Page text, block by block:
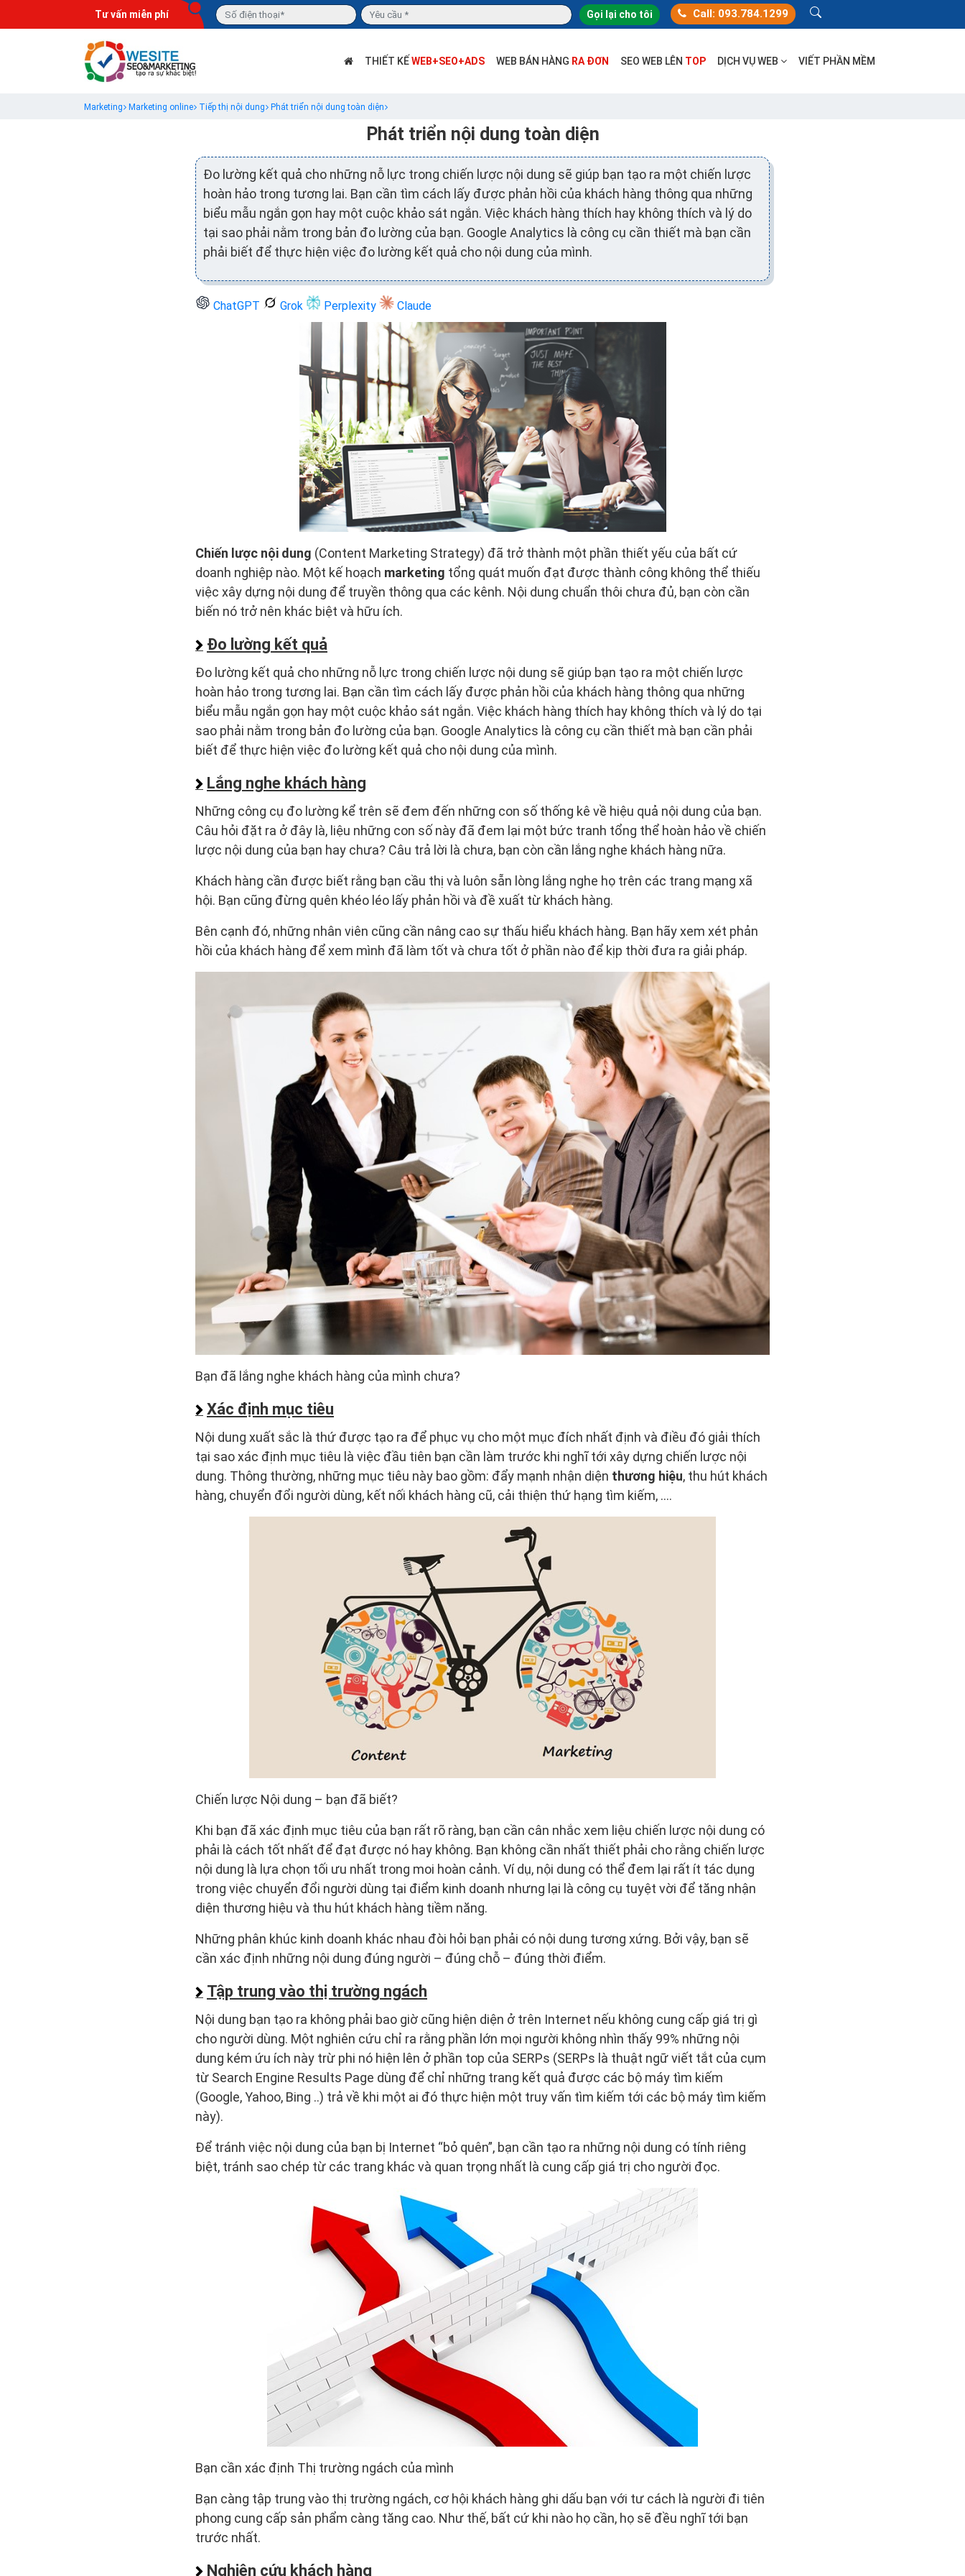
Tư vấn miễn phí Gọi lại cho tôi Call: 093.784.1299
THIẾT KẾWEB+SEO+ADS WEB BÁN HÀNG RA ĐƠN SEO WEB LÊN TOP DỊCH VỤ WEB VIẾT PHẦN MỀM
Marketing Marketing online Tiếp thị nội dung Phát triển nội dung toàn diện
Phát triển nội dung toàn diện
Đo lường kết quả cho những nỗ lực trong chiến lược nội dung sẽ giúp bạn tạo ra một chiến lược
hoàn hảo trong tương lai. Bạn cần tìm cách lấy được phản hồi của khách hàng thông qua những
biểu mẫu ngắn gọn hay một cuộc khảo sát ngắn. Việc khách hàng thích hay không thích và lý do
tại sao phải nằm trong bản đo lường của bạn. Google Analytics là công cụ cần thiết mà bạn cần
phải biết để thực hiện việc đo lường kết quả cho nội dung của mình.
ChatGPT Grok Perplexity Claude
Chiến lược nội dung (Content Marketing Strategy) đã trở thành một phần thiết yếu của bất cứ
doanh nghiệp nào. Một kế hoạch marketing tổng quát muốn đạt được thành công không thể thiếu
việc xây dựng nội dung để truyền thông qua các kênh. Nội dung chuẩn thôi chưa đủ, bạn còn cần
biến nó trở nên khác biệt và hữu ích.
Đo lường kết quả
Đo lường kết quả cho những nỗ lực trong chiến lược nội dung sẽ giúp bạn tạo ra một chiến lược
hoàn hảo trong tương lai. Bạn cần tìm cách lấy được phản hồi của khách hàng thông qua những
biểu mẫu ngắn gọn hay một cuộc khảo sát ngắn. Việc khách hàng thích hay không thích và lý do tại
sao phải nằm trong bản đo lường của bạn. Google Analytics là công cụ cần thiết mà bạn cần phải
biết để thực hiện việc đo lường kết quả cho nội dung của mình.
Lắng nghe khách hàng
Những công cụ đo lường kể trên sẽ đem đến những con số thống kê về hiệu quả nội dung của bạn.
Câu hỏi đặt ra ở đây là, liệu những con số này đã đem lại một bức tranh tổng thể hoàn hảo về chiến
lược nội dung của bạn hay chưa? Câu trả lời là chưa, bạn còn cần lắng nghe khách hàng nữa.
Khách hàng cần được biết rằng bạn cầu thị và luôn sẵn lòng lắng nghe họ trên các trang mạng xã
hội. Bạn cũng đừng quên khéo léo lấy phản hồi và đề xuất từ khách hàng.
Bên cạnh đó, những nhân viên cũng cần nâng cao sự thấu hiểu khách hàng. Bạn hãy xem xét phản
hồi của khách hàng để xem mình đã làm tốt và chưa tốt ở phần nào để kịp thời đưa ra giải pháp.
Bạn đã lắng nghe khách hàng của mình chưa?
Xác định mục tiêu
Nội dung xuất sắc là thứ được tạo ra để phục vụ cho một mục đích nhất định và điều đó giải thích
tại sao xác định mục tiêu là việc đầu tiên bạn cần làm trước khi nghĩ tới xây dựng chiến lược nội
dung. Thông thường, những mục tiêu này bao gồm: đẩy mạnh nhận diện thương hiệu, thu hút khách
hàng, chuyển đổi người dùng, kết nối khách hàng cũ, cải thiện thứ hạng tìm kiếm, ….
Chiến lược Nội dung – bạn đã biết?
Khi bạn đã xác định mục tiêu của bạn rất rõ ràng, bạn cần cân nhắc xem liệu chiến lược nội dung có
phải là cách tốt nhất để đạt được nó hay không. Bạn không cần nhất thiết phải cho rằng chiến lược
nội dung là lựa chọn tối ưu nhất trong moi hoàn cảnh. Ví dụ, nội dung có thể đem lại rất ít tác dụng
trong việc chuyển đổi người dùng tại điểm kinh doanh nhưng lại là công cụ tuyệt vời để tăng nhận
diện thương hiệu và thu hút khách hàng tiềm năng.
Những phân khúc kinh doanh khác nhau đòi hỏi bạn phải có nội dung tương xứng. Bởi vậy, bạn sẽ
cần xác định những nội dung đúng người – đúng chỗ – đúng thời điểm.
Tập trung vào thị trường ngách
Nội dung bạn tạo ra không phải bao giờ cũng hiện diện ở trên Internet nếu không cung cấp giá trị gì
cho người dùng. Một nghiên cứu chỉ ra rằng phần lớn mọi người không nhìn thấy 99% những nội
dung kém ứu ích này trừ phi nó hiện lên ở phần top của SERPs (SERPs là thuật ngữ viết tắt của cụm
từ Search Engine Results Page dùng để chỉ những trang kết quả được các bộ máy tìm kiếm
(Google, Yahoo, Bing ..) trả về khi một ai đó thực hiện một truy vấn tìm kiếm tới các bộ máy tìm kiếm
này).
Để tránh việc nội dung của bạn bị Internet “bỏ quên”, bạn cần tạo ra những nội dung có tính riêng
biệt, tránh sao chép từ các trang khác và quan trọng nhất là cung cấp giá trị cho người đọc.
Bạn cần xác định Thị trường ngách của mình
Bạn càng tập trung vào thị trường ngách, cơ hội khách hàng ghi dấu bạn với tư cách là người đi tiên
phong cung cấp sản phẩm càng tăng cao. Như thế, bất cứ khi nào họ cần, họ sẽ đều nghĩ tới bạn
trước nhất.
Nghiên cứu khách hàng